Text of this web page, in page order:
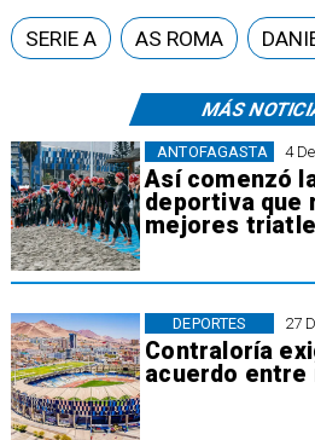
MÁS
4
Así comenzó
deportiva que
mejores
ANTOFAGASTA
27
Contraloría
acuerdo entre
DEPORTES
SERIE A AS ROMA